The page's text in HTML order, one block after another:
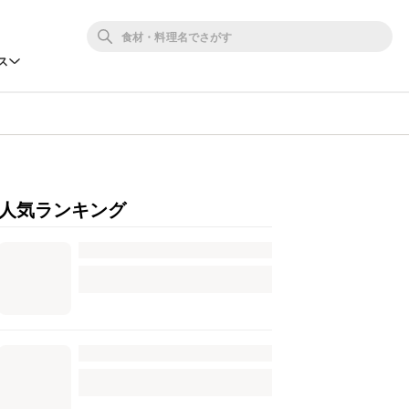
人気ランキング